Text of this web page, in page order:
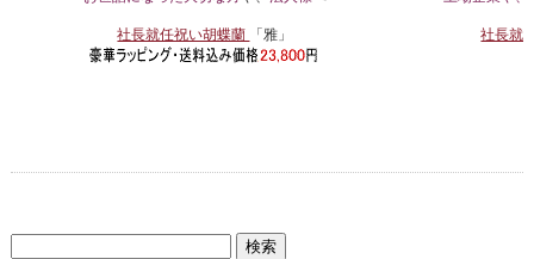
社長就任祝い胡蝶蘭 「雅」 社長就